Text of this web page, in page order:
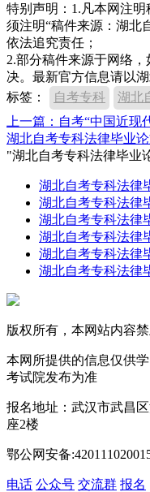
特别声明：1.凡本网注
须注明“稿件来源：湖北
依法追究责任；
2.部分稿件来源于网络
决。最新官方信息请以
标签：
自考专科
湖北
上一篇：自考“中国近
湖北自考专科法律毕业论
"湖北自考专科法律毕业
湖北自考专科法律
湖北自考专科法律
湖北自考专科法律
湖北自考专科法律
湖北自考专科法律
湖北自考专科法律
版权所有，本网站内容
本网所提供的信息仅供
考试院发布为准
报名地址：武汉市武昌
座2楼
鄂公网安备
电话 公众号 交流群 报名